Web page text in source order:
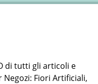
di tutti gli articoli e
Fiori Artificiali,